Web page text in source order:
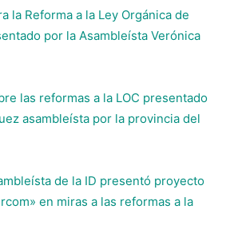
la Reforma a la Ley Orgánica de
por la Asambleísta Verónica
las reformas a la LOC presentado
asambleísta por la provincia del
de la ID presentó proyecto
en miras a las reformas a la